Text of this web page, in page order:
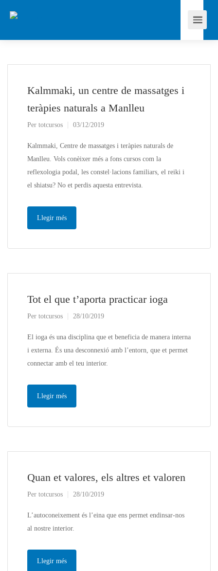
Kalmmaki, un centre de massatges i
teràpies naturals a Manlleu
Per totcursos 03/12/2019
Kalmmaki, Centre de massatges i teràpies naturals de
Manlleu. Vols conèixer més a fons cursos com la
reflexologia podal, les constel·lacions familiars, el reiki i
el shiatsu? No et perdis aquesta entrevista.
Llegir més
Tot el que t’aporta practicar ioga
Per totcursos 28/10/2019
El ioga és una disciplina que et beneficia de manera interna
i externa. És una desconnexió amb l’entorn, que et permet
connectar amb el teu interior.
Llegir més
Quan et valores, els altres et valoren
Per totcursos 28/10/2019
L’autoconeixement és l’eina que ens permet endinsar-nos
al nostre interior.
Llegir més